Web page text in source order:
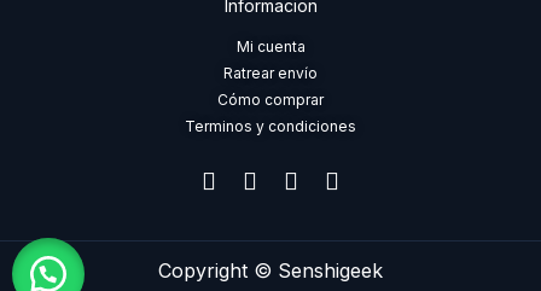
Informacion
Mi cuenta
Ratrear envío
Cómo comprar
Terminos y condiciones
F
a
e
b
I
n
t
a
T
i
t
o
W
h
t
s
Copyright © Senshigeek